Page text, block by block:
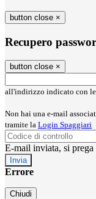
button close ×
Recupero
button close ×
all'indirizzo indicato con
Non hai una e-mail
tramite la Login Spaggiari
E-mail inviata, si
Errore
Chiudi